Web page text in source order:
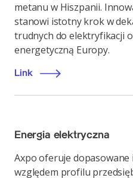
metanu w Hiszpanii.
stanowi istotny krok w
trudnych do elektryfikacji
energetyczną Europy.
Link
Energia elektryczna
Axpo oferuje
względem profilu